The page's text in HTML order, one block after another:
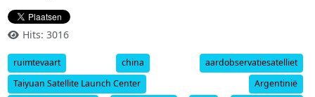
Hits: 3016
ruimtevaart china
aardobservatiesatelliet
Taiyuan Satellite Launch Center
Argentinië